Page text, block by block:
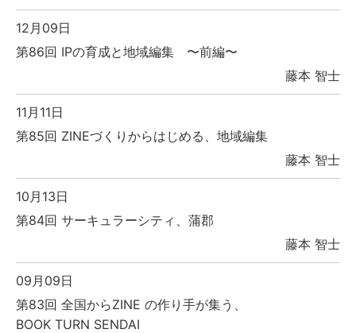
12月09日
第86回 IPの育成と地域編集 〜前編〜
藤本 智士
11月11日
第85回 ZINEづくりからはじめる、地域編集
藤本 智士
10月13日
第84回 サーキュラーシティ、蒲郡
藤本 智士
09月09日
第83回 全国からZINE の作り手が集う、
BOOK TURN SENDAI